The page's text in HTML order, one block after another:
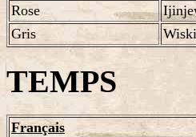
Rose
Gris
TEMPS
Français